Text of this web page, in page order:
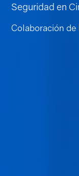
Seguridad en
Colaboración de